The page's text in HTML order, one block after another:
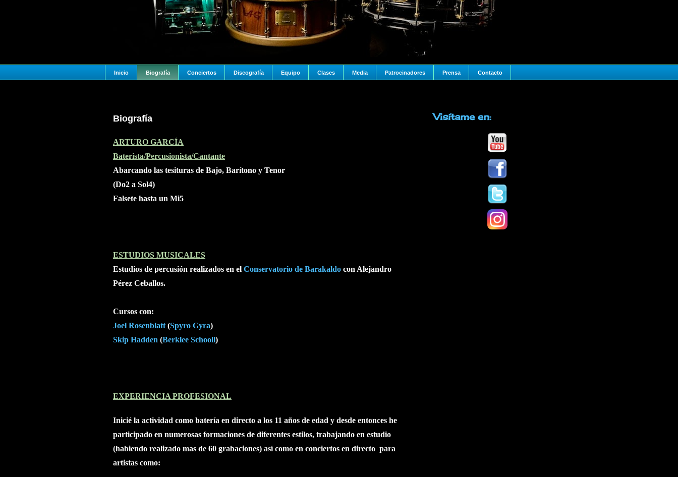
Inicio Biografía Conciertos Discografía Equipo Clases Media Patrocinadores Prensa Contacto
Biografía
ARTURO GARCÍA
Baterista/Percusionista/Cantante
Abarcando las tesituras de Bajo, Barítono y Tenor
(Do2 a Sol4)
Falsete hasta un Mi5
ESTUDIOS MUSICALES
Estudios de percusión realizados en el Conservatorio de Barakaldo con Alejandro
Pérez Ceballos.
Cursos con:
Joel Rosenblatt (Spyro Gyra)
Skip Hadden (Berklee Schooll)
EXPERIENCIA PROFESIONAL
Inicié la actividad como batería en directo a los 11 años de edad y desde entonces he
participado en numerosas formaciones de diferentes estilos, trabajando en estudio
(habiendo realizado mas de 60 grabaciones) así como en conciertos en directo para
artistas como:
Visítame en: